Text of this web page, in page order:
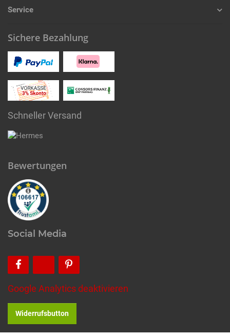
Service
Sichere Bezahlung
Schneller Versand
Bewertungen
Social Media
Google Analytics deaktivieren
Widerrufsbutton